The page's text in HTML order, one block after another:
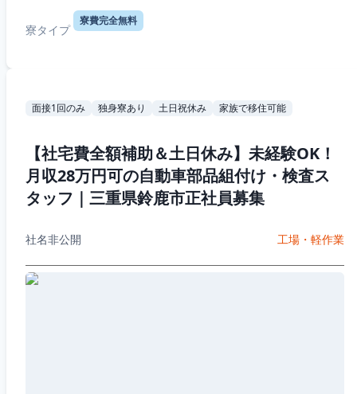
寮タイプ
寮費完全無料
面接1回のみ 独身寮あり 土日祝休み 家族で移住可能
【社宅費全額補助＆土日休み】未経験OK！
月収28万円可の自動車部品組付け・検査ス
タッフ｜三重県鈴鹿市正社員募集
社名非公開 工場・軽作業